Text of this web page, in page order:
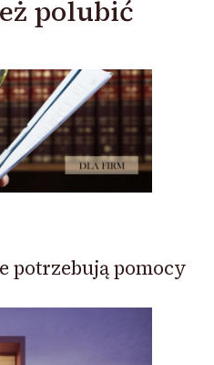
polubić
potrzebują pomocy